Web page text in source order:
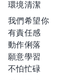
環境清潔
我們希望你
有責任感
動作俐落
願意學習
不怕忙碌